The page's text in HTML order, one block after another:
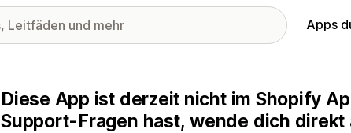
Apps
Diese App ist derzeit nicht im Shopify
Support-Fragen hast, wende dich